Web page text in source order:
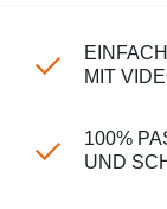
MIT
100%
UND